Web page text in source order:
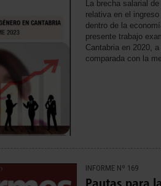
La brecha salarial
relativa en el
dentro de la
presente trabajo
Cantabria en 2020,
comparada con la
INFORME Nº 169